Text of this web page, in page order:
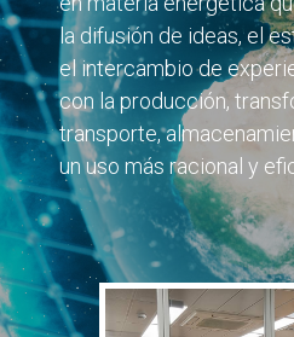
la difusión de ideas, el
el intercambio de
con la producción,
transporte,
un uso más racional y